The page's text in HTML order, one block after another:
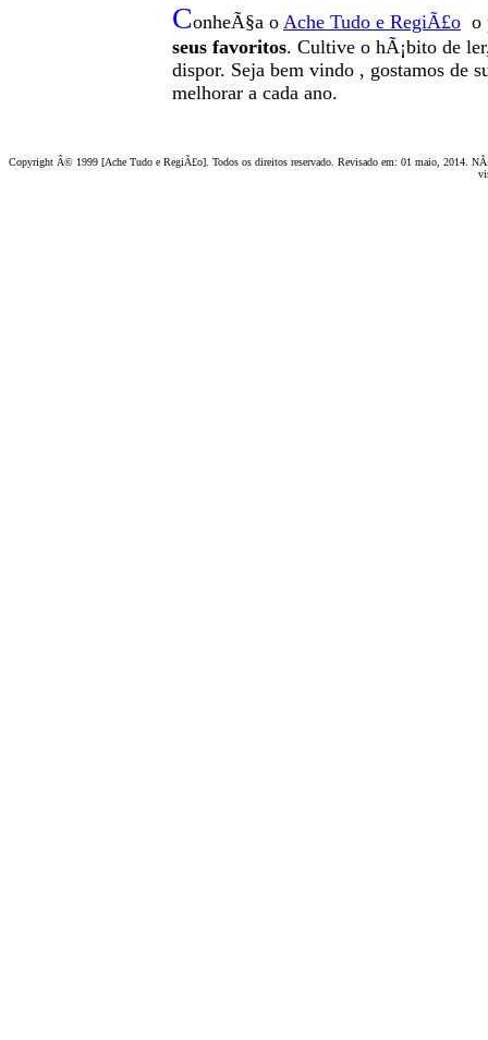
ConheÃ§a o Ache Tudo e RegiÃ£o o
seus favoritos. Cultive o hÃ¡bito de
dispor. Seja bem vindo , gostamos de
melhorar a cada ano.
Copyright Â© 1999 [Ache Tudo e RegiÃ£o]. Todos os direitos reservado. Revisado em: 01 maio, 2014.